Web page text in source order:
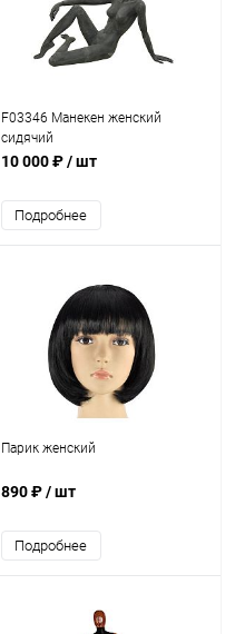
F03346 Манекен женский
сидячий
10 000 ₽/ шт
Подробнее
Парик женский
890 ₽/ шт
Подробнее